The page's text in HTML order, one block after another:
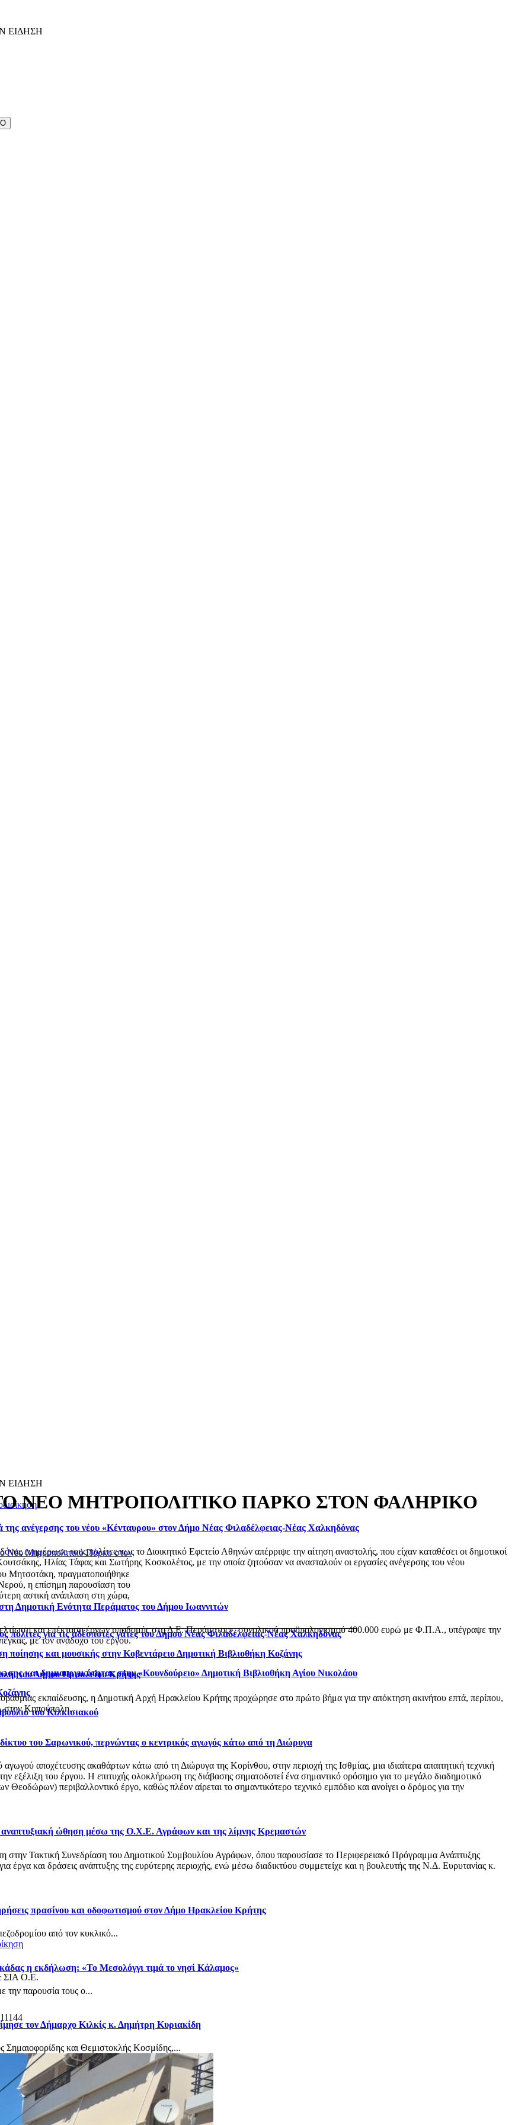
ΕΙΔΗΣΗ
ΕΙΔΗΣΗ
ανέγερσης του νέου «Κένταυρου» στον Δήμο Νέας Φιλαδέλφειας-Νέας Χαλκηδόνας
ενημέρωσε τους πολίτες πως το Διοικητικό Εφετείο Αθηνών απέρριψε την αίτηση αναστολής, που είχαν καταθέσει οι δημοτικοί
Ηλίας Τάφας και Σωτήρης Κοσκολέτος, με την οποία ζητούσαν να ανασταλούν οι εργασίες ανέγερσης του νέου
Δημοτική Ενότητα Περάματος του Δήμου Ιωαννιτών
και επέκταση έργων υποδομής στη Δ.Ε. Περάματος», συνολικού προϋπολογισμού 400.000 ευρώ με Φ.Π.Α., υπέγραψε την
με τον ανάδοχο του έργου.
του Δήμου Ηρακλείου Κρήτης
εκπαίδευσης, η Δημοτική Αρχή Ηρακλείου Κρήτης προχώρησε στο πρώτο βήμα για την απόκτηση ακινήτου επτά, περίπου,
Κηπούπολη.
του Σαρωνικού, περνώντας ο κεντρικός αγωγός κάτω από τη Διώρυγα
αποχέτευσης ακαθάρτων κάτω από τη Διώρυγα της Κορίνθου, στην περιοχή της Ισθμίας, μια ιδιαίτερα απαιτητική τεχνική
εξέλιξη του έργου. Η επιτυχής ολοκλήρωση της διάβασης σηματοδοτεί ένα σημαντικό ορόσημο για το μεγάλο διαδημοτικό
περιβαλλοντικό έργο, καθώς πλέον αίρεται το σημαντικότερο τεχνικό εμπόδιο και ανοίγει ο δρόμος για την
αναπτυξιακή ώθηση μέσω της Ο.Χ.Ε. Αγράφων και της λίμνης Κρεμαστών
στην Τακτική Συνεδρίαση του Δημοτικού Συμβουλίου Αγράφων, όπου παρουσίασε το Περιφερειακό Πρόγραμμα Ανάπτυξης
έργα και δράσεις ανάπτυξης της ευρύτερης περιοχής, ενώ μέσω διαδικτύου συμμετείχε και η βουλευτής της Ν.Δ. Ευρυτανίας κ.
πρασίνου και οδοφωτισμού στον Δήμο Ηρακλείου Κρήτης
από τον κυκλικό...
η εκδήλωση: «Το Μεσολόγγι τιμά το νησί Κάλαμος»
την παρουσία τους ο...
τον Δήμαρχο Κιλκίς κ. Δημήτρη Κυριακίδη
Σημαιοφορίδης και Θεμιστοκλής Κοσμίδης,...
ΝΕΟ ΜΗΤΡΟΠΟΛΙΤΙΚΟ ΠΑΡΚΟ ΣΤΟΝ ΦΑΛΗΡΙΚΟ
Νέο Μητροπολιτικό Πάρκο στον
Μητσοτάκη, πραγματοποιήθηκε
η επίσημη παρουσίαση του
αστική ανάπλαση στη χώρα,
για τις αδέσποτες γάτες του Δήμου Νέας Φιλαδέλφειας-Νέας Χαλκηδόνας
και μουσικής στην Κοβεντάρειο Δημοτική Βιβλιοθήκη Κοζάνης
και δημιουργικότητας στην «Κουνδούρειο» Δημοτική Βιβλιοθήκη Αγίου Νικολάου
του Κιλκισιακού
ΣΙΑ Ο.Ε.
Επικοινωνίας: 6944503911